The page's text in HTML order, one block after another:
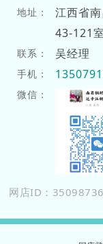
地址：
江西省
43-121室
联系： 吴经理
手机：
微信：
网店ID：